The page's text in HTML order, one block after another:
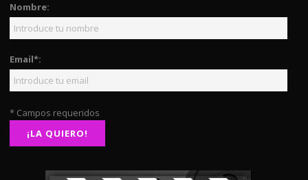
Nombre:
Email*:
* Campos requeridos